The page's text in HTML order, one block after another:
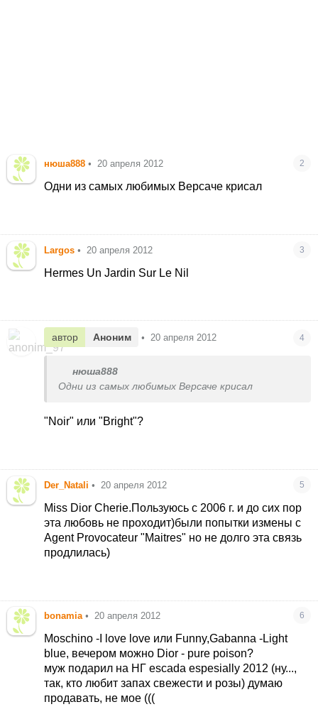
нюша888 • 20 апреля 2012 2
Одни из самых любимых Версаче крисал
Largos • 20 апреля 2012 3
Hermes Un Jardin Sur Le Nil
автор Аноним • 20 апреля 2012 4
нюша888
Одни из самых любимых Версаче крисал
"Noir" или "Bright"?
Der_Natali • 20 апреля 2012 5
Miss Dior Cherie.Пользуюсь с 2006 г. и до сих пор
эта любовь не проходит)были попытки измены с
Agent Provocateur "Maitres" но не долго эта связь
продлилась)
bonamia • 20 апреля 2012 6
Moschino -I love love или Funny,Gabanna -Light
blue, вечером можно Dior - pure poison?
муж подарил на НГ escada espesially 2012 (ну...,
так, кто любит запах свежести и розы) думаю
продавать, не мое (((